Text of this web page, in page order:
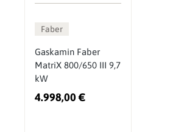
Faber
Gaskamin Faber
MatriX 800/650 III 9,7
kW
4.998,00 €